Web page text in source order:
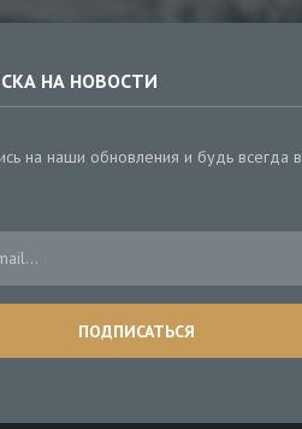
НА НОВОСТИ
на наши обновления и будь всегда в